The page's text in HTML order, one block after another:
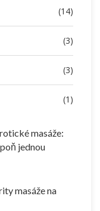
(14)
(3)
(3)
(1)
masáže:
jednou
masáže na